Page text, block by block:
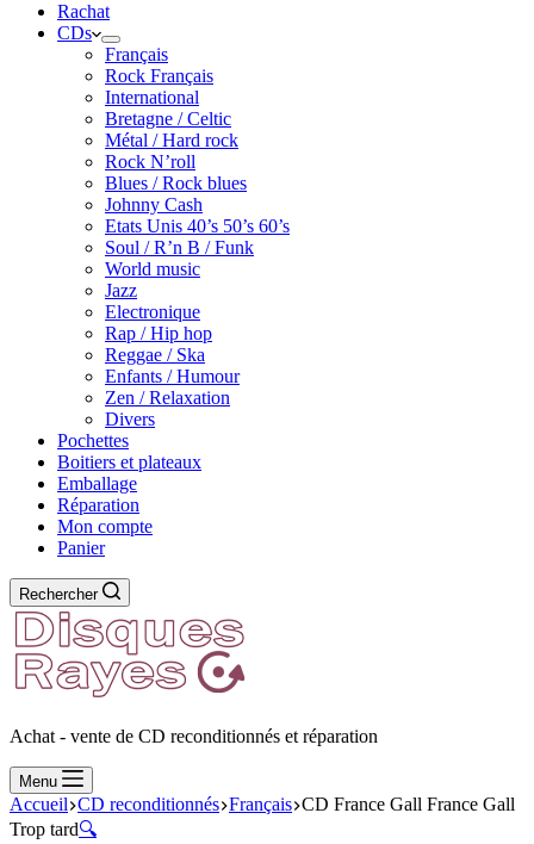
Rachat
CDs
Français
Rock Français
International
Bretagne / Celtic
Métal / Hard rock
Rock N’roll
Blues / Rock blues
Johnny Cash
Etats Unis 40’s 50’s 60’s
Soul / R’n B / Funk
World music
Jazz
Electronique
Rap / Hip hop
Reggae / Ska
Enfants / Humour
Zen / Relaxation
Divers
Pochettes
Boitiers et plateaux
Emballage
Réparation
Mon compte
Panier
Rechercher
Achat - vente de CD reconditionnés et réparation
Menu
Accueil CD reconditionnés Français CD France Gall France Gall
Trop tard🔍